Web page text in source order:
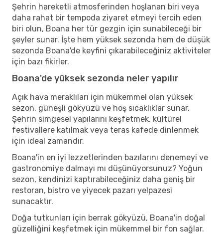
Şehrin hareketli atmosferinden hoşlanan biri veya
daha rahat bir tempoda ziyaret etmeyi tercih eden
biri olun, Boana her tür gezgin için sunabileceği bir
şeyler sunar. İşte hem yüksek sezonda hem de düşük
sezonda Boana'de keyfini çıkarabileceğiniz aktiviteler
için bazı fikirler.
Boana'de yüksek sezonda neler yapılır
Açık hava meraklıları için mükemmel olan yüksek
sezon, güneşli gökyüzü ve hoş sıcaklıklar sunar.
Şehrin simgesel yapılarını keşfetmek, kültürel
festivallere katılmak veya teras kafede dinlenmek
için ideal zamandır.
Boana'in en iyi lezzetlerinden bazılarını denemeyi ve
gastronomiye dalmayı mı düşünüyorsunuz? Yoğun
sezon, kendinizi kaptırabileceğiniz daha geniş bir
restoran, bistro ve yiyecek pazarı yelpazesi
sunacaktır.
Doğa tutkunları için berrak gökyüzü, Boana'in doğal
güzelliğini keşfetmek için mükemmel bir fon sağlar.